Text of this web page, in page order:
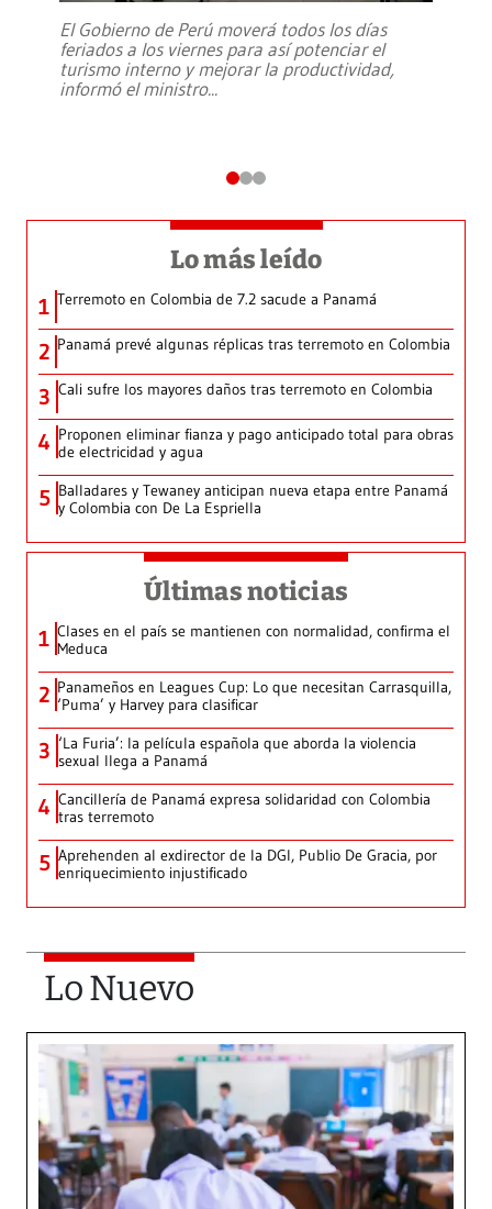
El Gobierno de Perú moverá todos los días
feriados a los viernes para así potenciar el
turismo interno y mejorar la productividad,
informó el ministro...
Lo más leído
1 Terremoto en Colombia de 7.2 sacude a Panamá
2 Panamá prevé algunas réplicas tras terremoto en Colombia
3 Cali sufre los mayores daños tras terremoto en Colombia
4 Proponen eliminar fianza y pago anticipado total para obras
de electricidad y agua
5 Balladares y Tewaney anticipan nueva etapa entre Panamá
y Colombia con De La Espriella
Últimas noticias
1 Clases en el país se mantienen con normalidad, confirma el
Meduca
2 Panameños en Leagues Cup: Lo que necesitan Carrasquilla,
‘Puma’ y Harvey para clasificar
3 ‘La Furia’: la película española que aborda la violencia
sexual llega a Panamá
4 Cancillería de Panamá expresa solidaridad con Colombia
tras terremoto
5 Aprehenden al exdirector de la DGI, Publio De Gracia, por
enriquecimiento injustificado
Lo Nuevo